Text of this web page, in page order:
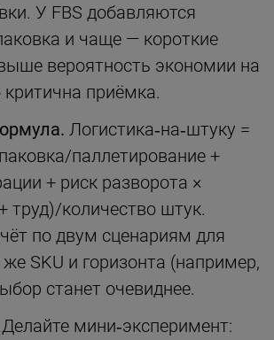
У FBS добавляются
и чаще — короткие
вероятность экономии на
приёмка.
Логистика‑на‑штуку =
паллетирование +
+ риск разворота ×
труд)/количество штук.
по двум сценариям для
же SKU и горизонта (например,
станет очевиднее.
Делайте мини‑эксперимент: